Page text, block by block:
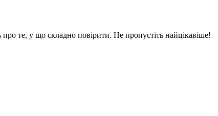
про те, у що складно повірити. Не пропустіть найцікавіше!